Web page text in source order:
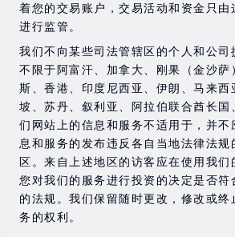
着您的交易账户，交易活动和资金只由
进行监管。
我们不向某些司法管辖区的个人和公司
不限于阿富汗、加拿大、刚果（金沙萨
斯、香港、印度尼西亚、伊朗、马来西
坡、苏丹、叙利亚、阿拉伯联合酋长国
们网站上的信息和服务不适用于，并不
息和服务的发布违反各自当地法律法规
区。来自上述地区的访客应在使用我们
您对我们的服务进行投资的决定是否
的法规。我们保留随时更改，修改或终
务的权利。